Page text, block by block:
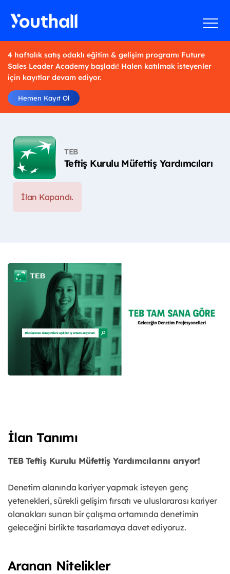
4 haftalık satış odaklı eğitim & gelişim programı Future
Sales Leader Academy başladı! Halen katılmak isteyenler
için kayıtlar devam ediyor.
Hemen Kayıt Ol
TEB
Teftiş Kurulu Müfettiş Yardımcıları
İlan Kapandı.
İlan Tanımı
TEB Teftiş Kurulu Müfettiş Yardımcılarını arıyor!
Denetim alanında kariyer yapmak isteyen genç
yetenekleri, sürekli gelişim fırsatı ve uluslararası kariyer
olanakları sunan bir çalışma ortamında denetimin
geleceğini birlikte tasarlamaya davet ediyoruz.
Aranan Nitelikler